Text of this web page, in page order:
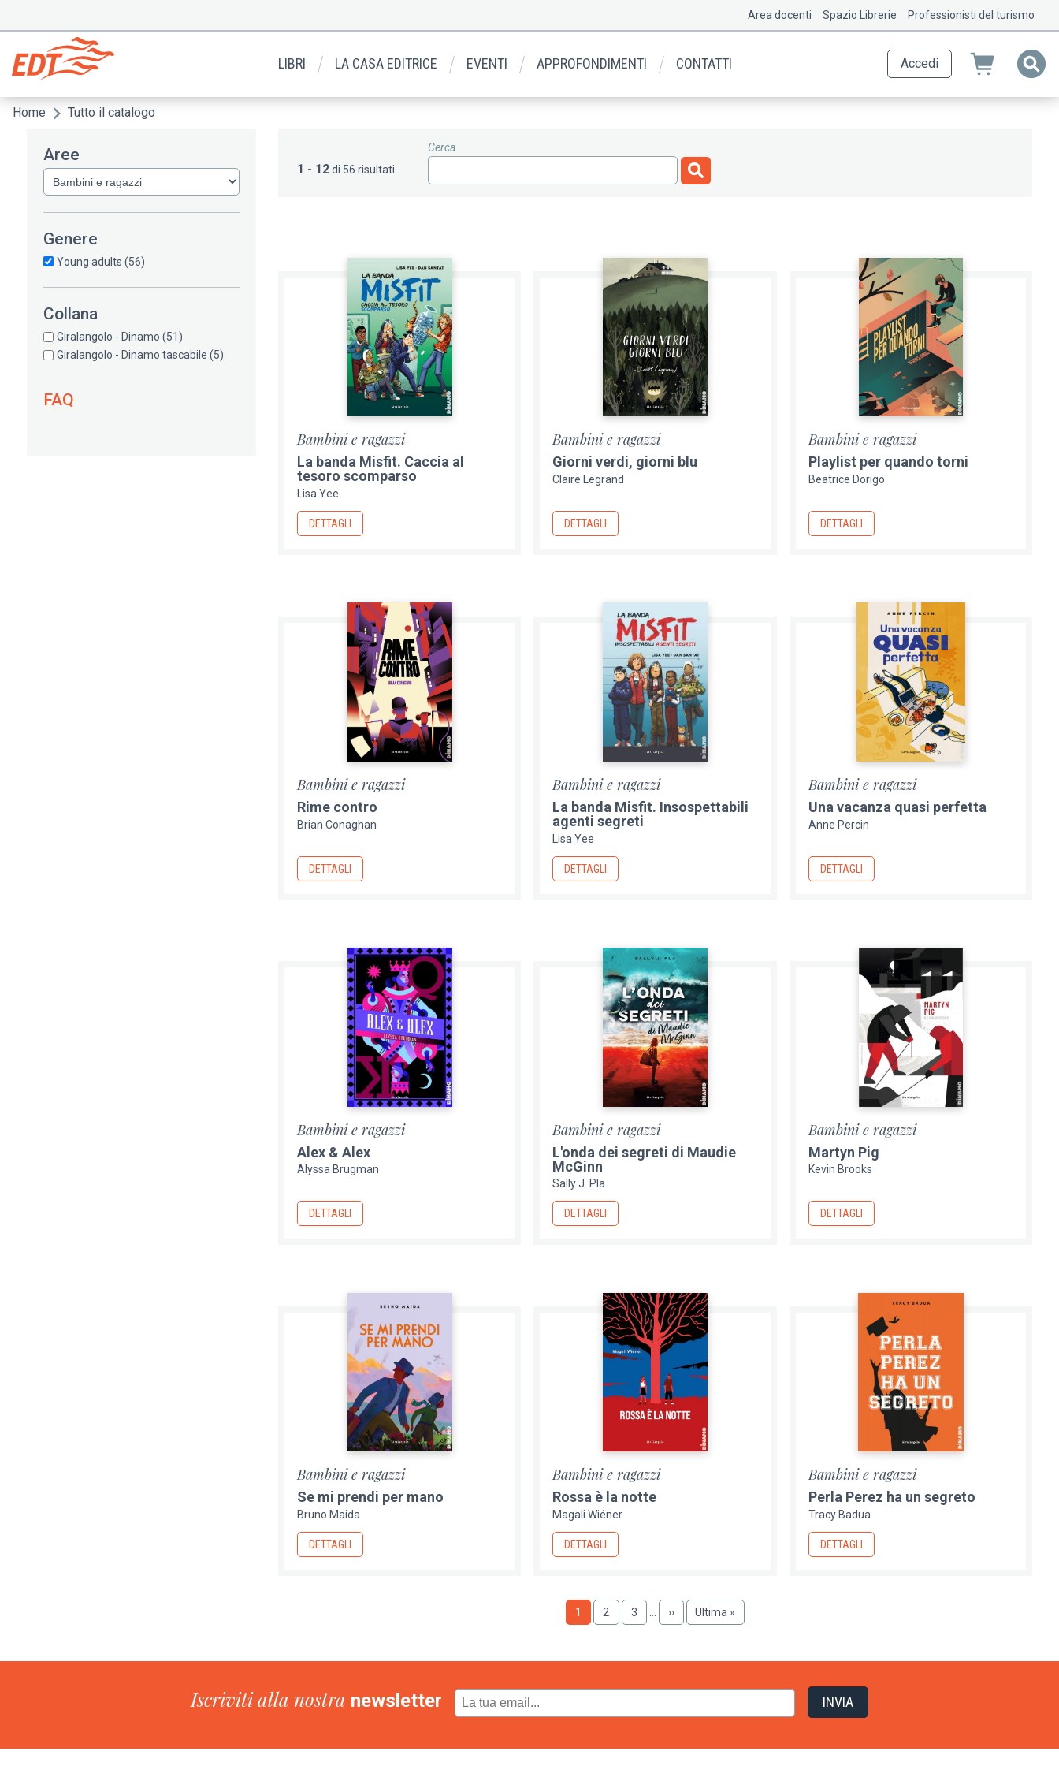
contenuto
principale
Menu
secondario
Area docenti Spazio Librerie Professionisti del turismo
LIBRI LA CASA EDITRICE EVENTI APPROFONDIMENTI CONTATTI Accedi
Briciole
pane
Home Tutto il catalogo
Aree
Genere
Young adults (56)
Collana
Giralangolo - Dinamo (51)
Giralangolo - Dinamo tascabile (5)
FAQ
1 - 12di 56 risultati
Cerca
Bambini e ragazzi
La banda Misfit. Caccia al
tesoro scomparso
Lisa Yee
DETTAGLI
Bambini e ragazzi
Giorni verdi, giorni blu
Claire Legrand
DETTAGLI
Bambini e ragazzi
Playlist per quando torni
Beatrice Dorigo
DETTAGLI
Bambini e ragazzi
Rime contro
Brian Conaghan
DETTAGLI
Bambini e ragazzi
La banda Misfit. Insospettabili
agenti segreti
Lisa Yee
DETTAGLI
Bambini e ragazzi
Una vacanza quasi perfetta
Anne Percin
DETTAGLI
Bambini e ragazzi
Alex & Alex
Alyssa Brugman
DETTAGLI
Bambini e ragazzi
L'onda dei segreti di Maudie
McGinn
Sally J. Pla
DETTAGLI
Bambini e ragazzi
Martyn Pig
Kevin Brooks
DETTAGLI
Bambini e ragazzi
Se mi prendi per mano
Bruno Maida
DETTAGLI
Bambini e ragazzi
Rossa è la notte
Magali Wiéner
DETTAGLI
Bambini e ragazzi
Perla Perez ha un segreto
Tracy Badua
DETTAGLI
Pagina
1 Pagina
2 Pagina
3
Pagina
successiva
››
Ultima
pagina
Ultima »
Iscriviti alla nostra newsletter